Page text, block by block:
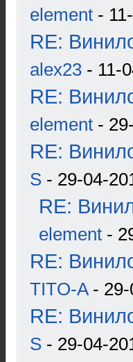
element -
RE:
alex23 - 11-
RE:
element -
RE:
S - 29-04-
RE:
element -
RE:
TITO-A- 29-
RE:
S - 29-04-